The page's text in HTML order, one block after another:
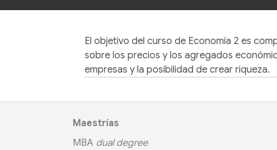
El objetivo del curso de Economía 2 es
sobre los precios y los agregados
empresas y la posibilidad de crear riqueza.
Maestrías
MBA dual degree